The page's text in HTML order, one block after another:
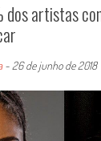
dos artistas
-26 de junho de 2018